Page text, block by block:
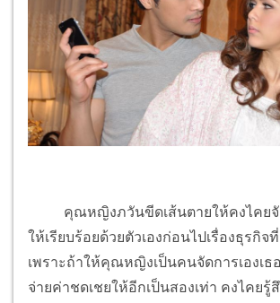
คุณหญิงภวันขีดเส้นตายให้คงไคยจัด
ให้เรียบร้อยด้วยตัวเองก่อนไปเรื่องธุรกิจ
เพราะถ้าให้คุณหญิงเป็นคนจัดการเองเธ
จ่ายค่าชดเชยให้อีกเป็นสองเท่า คงไคยรู้